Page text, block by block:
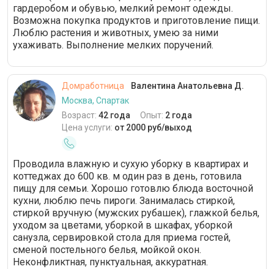
VIP-гардероб
Уход за различными поверхностями
12 часов
гардеробом и обувью, мелкий ремонт одежды.
Возможна покупка продуктов и приготовление пищи.
Люблю растения и животных, умею за ними
ухаживать. Выполнение мелких поручений.
Домработница
Валентина Анатольевна Д.
Москва, Спартак
Возраст: 42 года Опыт: 2 года
Цена услуги: от 2000 руб/выход
Проводила влажную и сухую уборку в квартирах и
коттеджах до 600 кв. м один раз в день, готовила
пищу для семьи. Хорошо готовлю блюда восточной
кухни, люблю печь пироги. Занималась стиркой,
стиркой вручную (мужских рубашек), глажкой белья,
уходом за цветами, уборкой в шкафах, уборкой
санузла, сервировкой стола для приема гостей,
сменой постельного белья, мойкой окон.
Неконфликтная, пунктуальная, аккуратная.